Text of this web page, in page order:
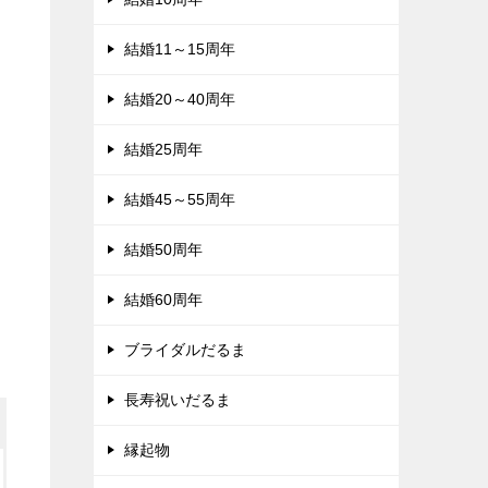
結婚11～15周年
結婚20～40周年
結婚25周年
結婚45～55周年
結婚50周年
結婚60周年
ブライダルだるま
長寿祝いだるま
縁起物